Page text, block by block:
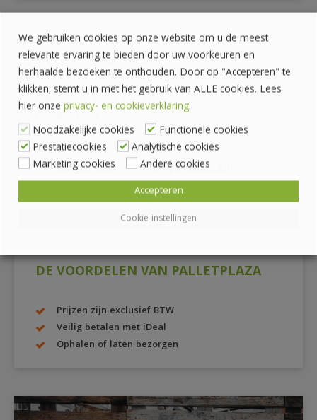
HEEFT U VRAGEN?
Pallethandel Pallet Plaza B.V.
Draaibrugweg 2
1332 AC Almere
036 760 4262 info@palletplaza.nl
DE VOORDELEN VAN PALLETPLAZA
Prijzen zijn exclusief BTW
Veilig betalen met iDeal
Ophalen of laten bezorgen
We gebruiken cookies op onze website om u de meest
relevante ervaring te bieden door uw voorkeuren en
herhaalde bezoeken te onthouden. Door op "Accepteren" te
klikken, stemt u in met het gebruik van ALLE cookies. Lees
hier onze privacy- en cookieverklaring.
Noodzakelijke cookies
Functionele cookies
Prestatiecookies
Analytische cookies
Marketing cookies
Andere cookies
Cookie instellingen
Accepteren